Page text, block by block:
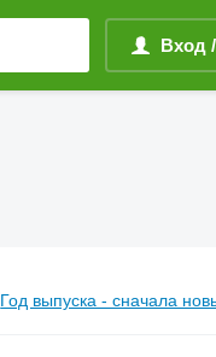
Вход
Год выпуска - сначала